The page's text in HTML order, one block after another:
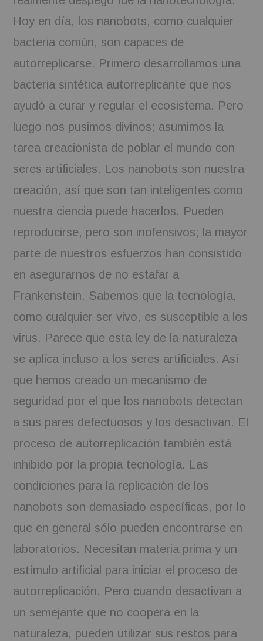
Hoy en día, los nanobots, como cualquier
bacteria común, son capaces de
autorreplicarse. Primero desarrollamos una
bacteria sintética autorreplicante que nos
ayudó a curar y regular el ecosistema. Pero
luego nos pusimos divinos; asumimos la
tarea creacionista de poblar el mundo con
seres artificiales. Los nanobots son nuestra
creación, así que son tan inteligentes como
nuestra ciencia puede hacerlos. Pueden
reproducirse, pero son inofensivos; la mayor
parte de nuestros esfuerzos han consistido
en asegurarnos de no estafar a
Frankenstein. Sabemos que la tecnología,
como cualquier ser vivo, es susceptible a los
virus. Parece que esta ley de la naturaleza
se aplica incluso a los seres artificiales. Así
que hemos creado un mecanismo de
seguridad por el que los nanobots detectan
a sus pares defectuosos y los desactivan. El
proceso de autorreplicación también está
inhibido por la propia tecnología. Las
condiciones para la replicación de los
nanobots son demasiado específicas, por lo
que en general sólo pueden encontrarse en
laboratorios. Necesitan materia prima y un
estímulo artificial para iniciar el proceso de
autorreplicación. Pero cuando desactivan a
un semejante que no coopera en la
naturaleza, pueden utilizar sus restos para